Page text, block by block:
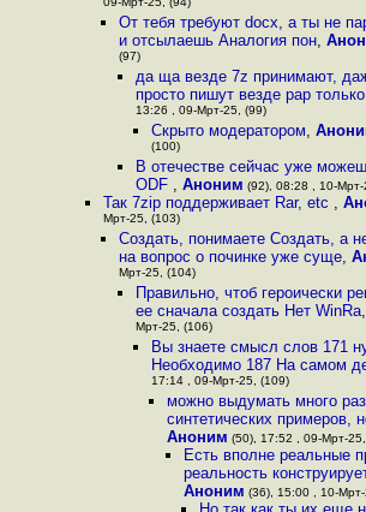
09-Мрт-25, (94)
От тебя требуют docx, а ты не
и отсылаешь Аналогия пон,
(97)
да ща везде 7z принимают,
просто пишут везде рар
13:26 , 09-Мрт-25, (99)
Скрыто модератором,
(100)
В отечестве сейчас уже
ODF , Аноним (92), 08:28 , 10-Мрт-
Так 7zip поддерживает Rar, etc ,
Мрт-25, (103)
Создать, понимаете Создать, а
на вопрос о починке уже суще,
Мрт-25, (104)
Правильно, чтоб героически
ее сначала создать Нет WinRa,
Мрт-25, (106)
Вы знаете смысл слов 171
Необходимо 187 На самом
17:14 , 09-Мрт-25, (109)
можно выдумать много
синтетических примеров,
Аноним (50), 17:52 , 09-Мрт-
Есть вполне реальные
реальность
Аноним (36), 15:00 , 10-